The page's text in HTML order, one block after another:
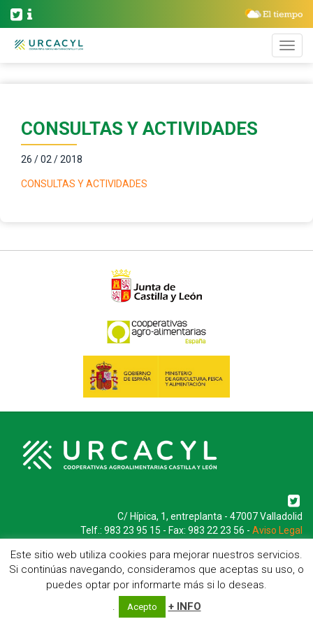
CONSULTAS Y ACTIVIDADES
26 / 02 / 2018
CONSULTAS Y ACTIVIDADES
C/ Hípica, 1, entreplanta - 47007 Valladolid
Telf.: 983 23 95 15 - Fax: 983 22 23 56 - Aviso Legal
Este sitio web utiliza cookies para mejorar nuestros servicios.
Si continúas navegando, consideramos que aceptas su uso, o
puedes optar por informarte más si lo deseas.
.
Acepto + INFO